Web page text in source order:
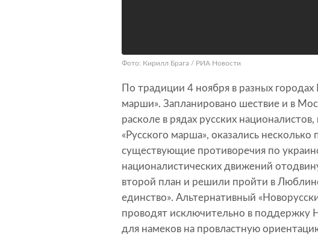
Фото: Кирилл Брага / РИА Новости
По традиции 4 ноября в разных
марши». Запланировано шествие и в
расколе в рядах русских
«Русского марша», оказались
существующие противоречия по
националистических движений
второй план и решили пройти в
единство». Альтернативный
проводят исключительно в поддержку
для намеков на провластную